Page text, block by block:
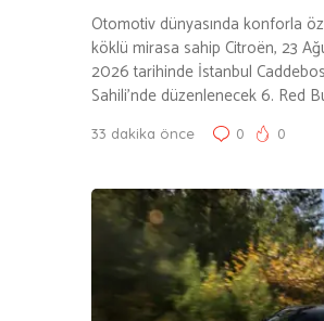
Otomotiv dünyasında konforla
köklü mirasa sahip Citroën, 23
2026 tarihinde İstanbul
Sahili’nde düzenlenecek 6. Red
33 dakika önce 0 0